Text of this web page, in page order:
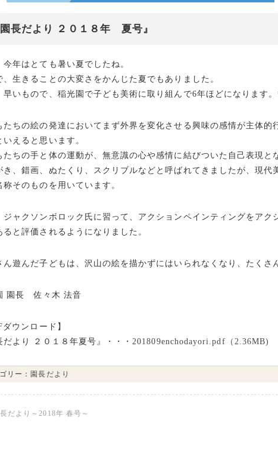
園長だより ２０１８年 夏号』
今年はとても暑い夏でしたね。
、生きることの大変さをかんじた夏でもありました。
早いもので、稲光園で子ども美術に取り組んで6年ほどになります
たちの絵の発達においてまず外界を変化させる興味の感情が主体
いえると思います。
たちの手と体の運動が、無意識の心や感情に結びついた自己表現
き、錯画、ぬたくり、スクリブルなどと呼ばれてきましたが、現
称そのものを用いています。
ジャクソンボロック氏に習って、アクションペインティングをア
ると評価されるようになりました。
ん遊んだ子どもは、沢山の絵を描かずにはいられなくなり、たくさ
園長 佐々木 法音
ダウンロード】
だより ２０１８年夏号』・・・201809enchodayori.pdf（2.36MB)
リー： 園長だより
だより～2018年 春号～